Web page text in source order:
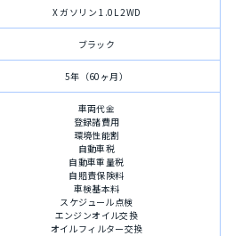
X ガソリン 1.0L 2WD
ブラック
5年（60ヶ月）
車両代金
登録諸費用
環境性能割
自動車税
自動車重量税
自賠責保険料
車検基本料
スケジュール点検
エンジンオイル交換
オイルフィルター交換